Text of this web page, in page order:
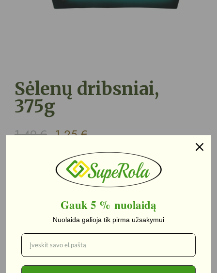
Sėlenų dribsniai,
375g
1,49€ 1,25€
Į krepšelį
Kategorijos:Sausi pusryčiai
Gauk 5 % nuolaidą
Nuolaida galioja tik pirma užsakymui